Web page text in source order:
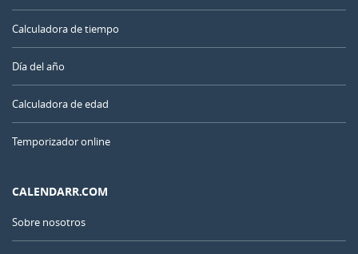
Calculadora de tiempo
Día del año
Calculadora de edad
Temporizador online
CALENDARR.COM
Sobre nosotros